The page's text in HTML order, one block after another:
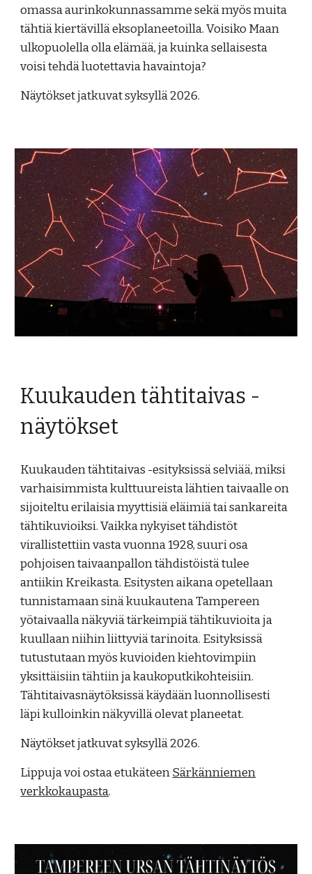
omassa aurinkokunnassamme sekä myös muita
tähtiä kiertävillä eksoplaneetoilla. Voisiko Maan
ulkopuolella olla elämää, ja kuinka sellaisesta
voisi tehdä luotettavia havaintoja?
Näytökset jatkuvat syksyllä 2026.
Kuukauden tähtitaivas -
näytökset
Kuukauden tähtitaivas -esityksissä selviää, miksi
varhaisimmista kulttuureista lähtien taivaalle on
sijoiteltu erilaisia myyttisiä eläimiä tai sankareita
tähtikuvioiksi. Vaikka nykyiset tähdistöt
virallistettiin vasta vuonna 1928, suuri osa
pohjoisen taivaanpallon tähdistöistä tulee
antiikin Kreikasta. Esitysten aikana opetellaan
tunnistamaan sinä kuukautena Tampereen
yötaivaalla näkyviä tärkeimpiä tähtikuvioita ja
kuullaan niihin liittyviä tarinoita. Esityksissä
tutustutaan myös kuvioiden kiehtovimpiin
yksittäisiin tähtiin ja kaukoputkikohteisiin.
Tähtitaivasnäytöksissä käydään luonnollisesti
läpi kulloinkin näkyvillä olevat planeetat.
Näytökset jatkuvat syksyllä 2026.
Lippuja voi ostaa etukäteenSärkänniemen
verkkokaupasta.